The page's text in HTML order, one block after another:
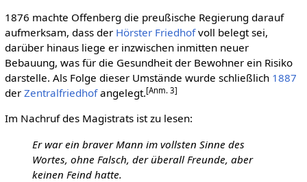
1876 machte Offenberg die preußische Regierung darauf
aufmerksam, dass der Hörster Friedhofvoll belegt sei,
darüber hinaus liege er inzwischen inmitten neuer
Bebauung, was für die Gesundheit der Bewohner ein Risiko
darstelle. Als Folge dieser Umstände wurde schließlich 1887
der Zentralfriedhofangelegt.[Anm. 3]
Im Nachruf des Magistrats ist zu lesen:
Er war ein braver Mann im vollsten Sinne des
Wortes, ohne Falsch, der überall Freunde, aber
keinen Feind hatte.